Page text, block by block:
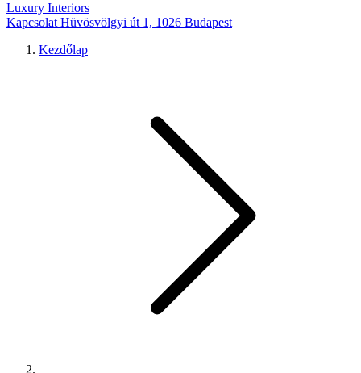
Luxury Interiors
Kapcsolat Hüvösvölgyi út 1, 1026 Budapest
Kezdőlap